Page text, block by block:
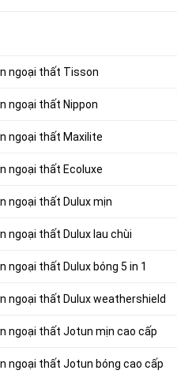
ngoại thất Tisson
ngoại thất Nippon
ngoại thất Maxilite
ngoại thất Ecoluxe
ngoại thất Dulux mịn
ngoại thất Dulux lau chùi
ngoại thất Dulux bóng 5 in 1
ngoại thất Dulux weathershield
ngoại thất Jotun mịn cao cấp
ngoại thất Jotun bóng cao cấp